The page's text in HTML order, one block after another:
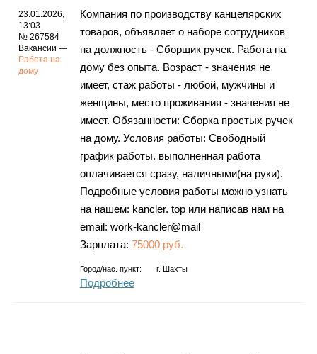
23.01.2026,
13:03
№ 267584
Вакансии —
Работа на
дому
Компания по производству канцелярских
товаров, объявляет о наборе сотрудников
на должность - Сборщик ручек. Работа на
дому без опыта. Возраст - значения не
имеет, стаж работы - любой, мужчины и
женщины, место проживания - значения не
имеет. Обязанности: Сборка простых ручек
на дому. Условия работы: Свободный
график работы. выполненная работа
оплачивается сразу, наличными(на руки).
Подробные условия работы можно узнать
на нашем: kancler. top или написав нам на
email: work-kancler@mail
Зарплата: 75000 руб.
Город/нас. пункт: г. Шахты
Подробнее